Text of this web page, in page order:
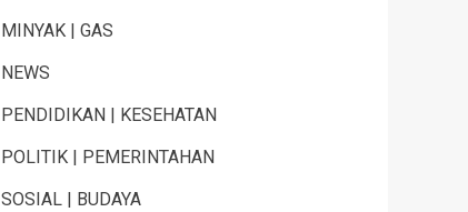
MINYAK | GAS
NEWS
PENDIDIKAN | KESEHATAN
POLITIK | PEMERINTAHAN
SOSIAL | BUDAYA